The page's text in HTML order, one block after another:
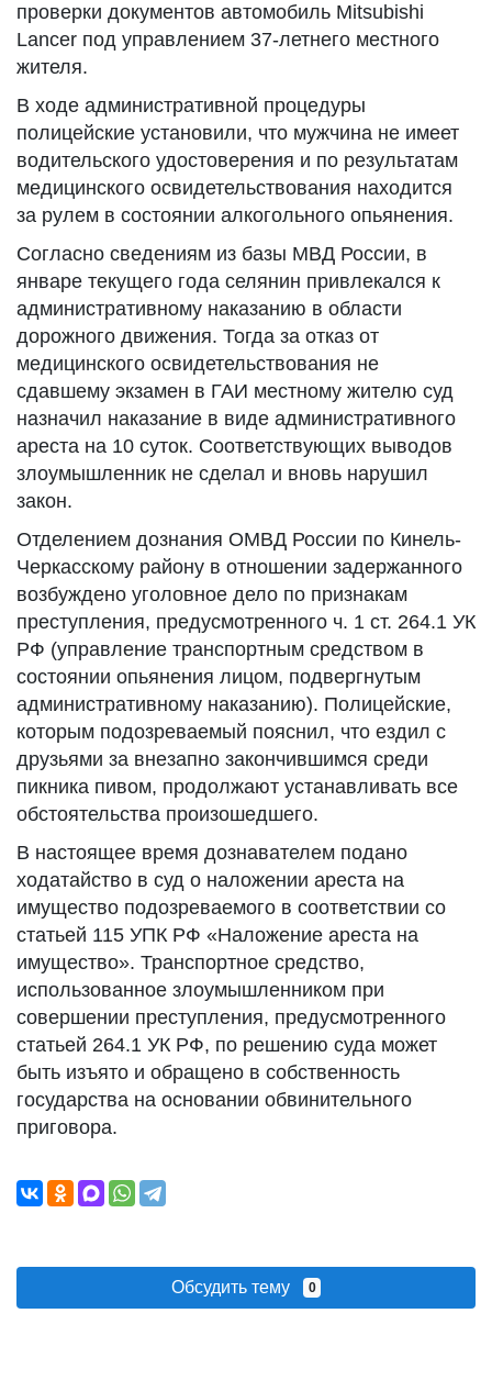
проверки документов автомобиль Mitsubishi
Lancer под управлением 37-летнего местного
жителя.
В ходе административной процедуры
полицейские установили, что мужчина не имеет
водительского удостоверения и по результатам
медицинского освидетельствования находится
за рулем в состоянии алкогольного опьянения.
Согласно сведениям из базы МВД России, в
январе текущего года селянин привлекался к
административному наказанию в области
дорожного движения. Тогда за отказ от
медицинского освидетельствования не
сдавшему экзамен в ГАИ местному жителю суд
назначил наказание в виде административного
ареста на 10 суток. Соответствующих выводов
злоумышленник не сделал и вновь нарушил
закон.
Отделением дознания ОМВД России по Кинель-
Черкасскому району в отношении задержанного
возбуждено уголовное дело по признакам
преступления, предусмотренного ч. 1 ст. 264.1 УК
РФ (управление транспортным средством в
состоянии опьянения лицом, подвергнутым
административному наказанию). Полицейские,
которым подозреваемый пояснил, что ездил с
друзьями за внезапно закончившимся среди
пикника пивом, продолжают устанавливать все
обстоятельства произошедшего.
В настоящее время дознавателем подано
ходатайство в суд о наложении ареста на
имущество подозреваемого в соответствии со
статьей 115 УПК РФ «Наложение ареста на
имущество». Транспортное средство,
использованное злоумышленником при
совершении преступления, предусмотренного
статьей 264.1 УК РФ, по решению суда может
быть изъято и обращено в собственность
государства на основании обвинительного
приговора.
Обсудить тему 0